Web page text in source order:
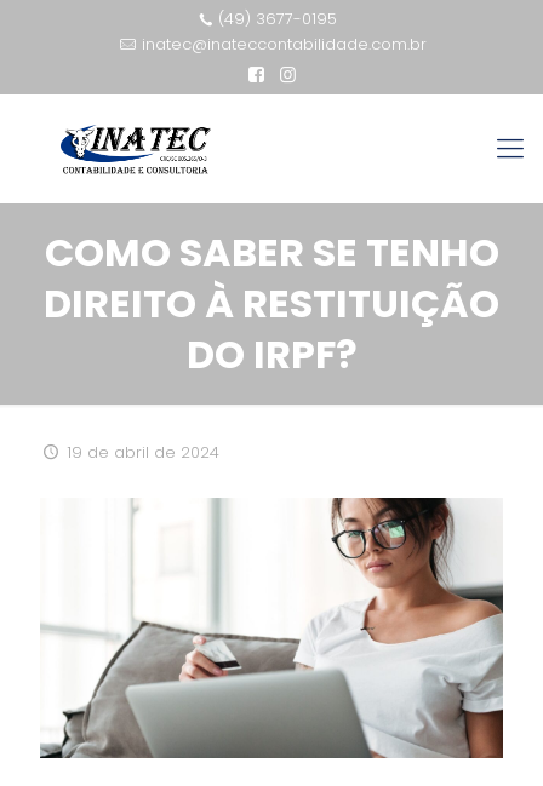
(49) 3677-0195
inatec@inateccontabilidade.com.br
COMO SABER SE TENHO
DIREITO À RESTITUIÇÃO
DO IRPF?
19 de abril de 2024